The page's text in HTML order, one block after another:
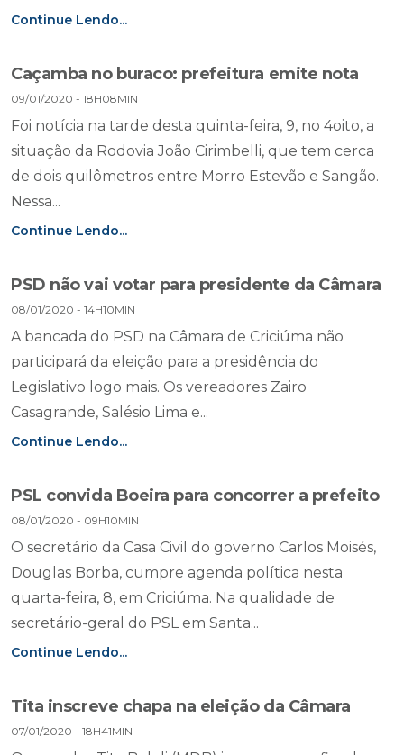
Continue Lendo...
Caçamba no buraco: prefeitura emite nota
09/01/2020 - 18H08MIN
Foi notícia na tarde desta quinta-feira, 9, no 4oito, a
situação da Rodovia João Cirimbelli, que tem cerca
de dois quilômetros entre Morro Estevão e Sangão.
Nessa...
Continue Lendo...
PSD não vai votar para presidente da Câmara
08/01/2020 - 14H10MIN
A bancada do PSD na Câmara de Criciúma não
participará da eleição para a presidência do
Legislativo logo mais. Os vereadores Zairo
Casagrande, Salésio Lima e...
Continue Lendo...
PSL convida Boeira para concorrer a prefeito
08/01/2020 - 09H10MIN
O secretário da Casa Civil do governo Carlos Moisés,
Douglas Borba, cumpre agenda política nesta
quarta-feira, 8, em Criciúma. Na qualidade de
secretário-geral do PSL em Santa...
Continue Lendo...
Tita inscreve chapa na eleição da Câmara
07/01/2020 - 18H41MIN